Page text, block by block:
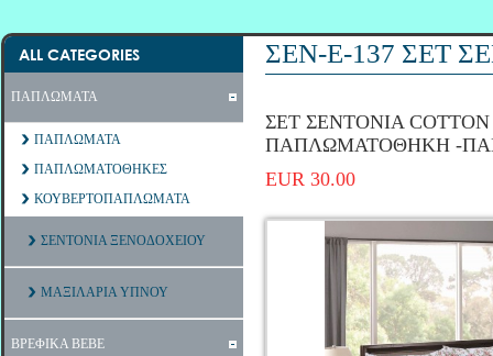
ALL CATEGORIES
ΠΑΠΛΩΜΑΤΑ
ΠΑΠΛΩΜΑΤΑ
ΠΑΠΛΩΜΑΤΟΘΗΚΕΣ
ΚΟΥΒΕΡΤΟΠΑΠΛΩΜΑΤΑ
ΣΕΝΤΟΝΙΑ ΞΕΝΟΔΟΧΕΙΟΥ
ΜΑΞΙΛΑΡΙΑ ΥΠΝΟΥ
ΒΡΕΦΙΚΑ ΒΕΒΕ
ΣΕΝ-Ε-137 ΣΕΤ
ΣΕΤ ΣΕΝΤΟΝΙΑ
ΠΑΠΛΩΜΑΤΟΘΗΚΗ -
EUR 30.00